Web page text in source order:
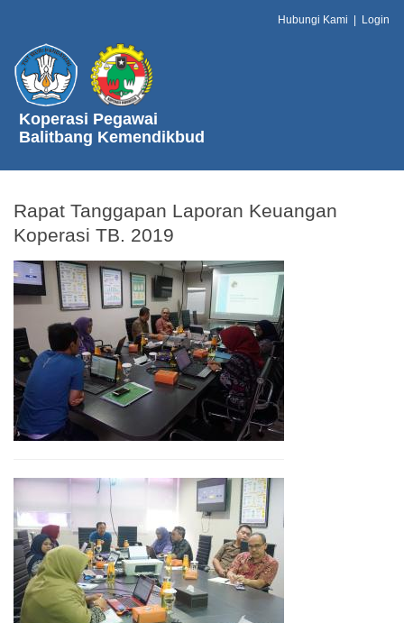
Hubungi Kami Login
Koperasi Pegawai
Balitbang Kemendikbud
Rapat Tanggapan Laporan Keuangan
Koperasi TB. 2019